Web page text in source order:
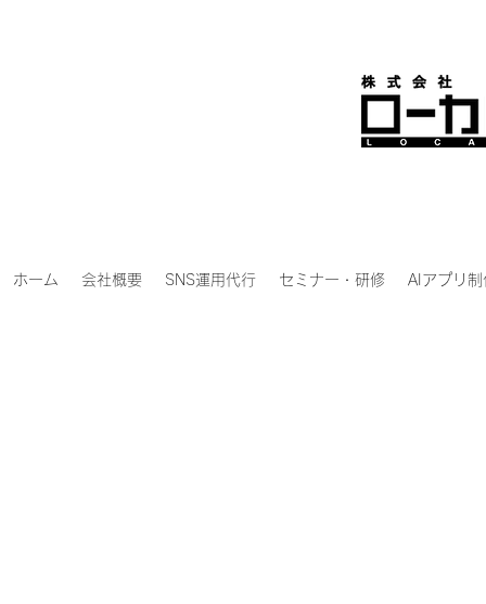
ホーム 会社概要 SNS運用代行 セミナー・研修 AIアプリ制